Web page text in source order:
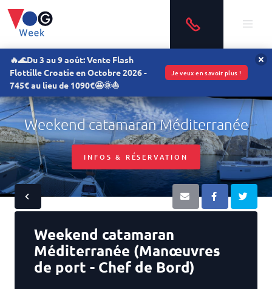
🔥🌊Du 3 au 9 août: Vente Flash
Flottille Croatie en Octobre 2026 -
745€ au lieu de 1090€🤩🌞⛵
Je veux en savoir plus !
Weekend catamaran Méditerranée
INFOS & RÉSERVATION
Weekend catamaran
Méditerranée (Manœuvres
de port - Chef de Bord)